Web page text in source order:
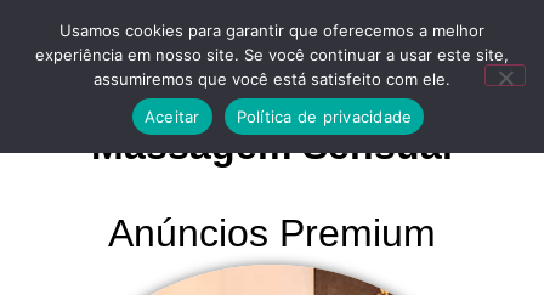
Massagem Sensual
Anúncios Premium
Usamos cookies para garantir que oferecemos a melhor
experiência em nosso site. Se você continuar a usar este site,
assumiremos que você está satisfeito com ele.
Aceitar
Política de privacidade